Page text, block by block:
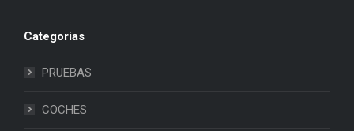
Categorias
PRUEBAS
COCHES